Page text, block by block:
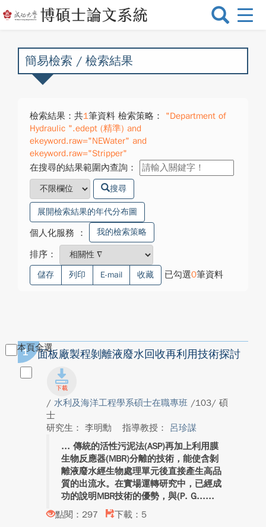
選
換
簡易檢索 / 檢索結果
檢索結果：共1筆資料 檢索策略：
"Department of
Hydraulic ".edept (精準) and
ekeyword.raw="NEWater" and
ekeyword.raw="Stripper"
在搜尋的結果範圍內查詢：
搜尋
展開檢索結果的年代分布圖
個人化服務 ： 我的檢索策略
排序：
儲存 列印 E-mail 收藏 已勾選0筆資料
本頁全選
1 面板廠製程剝離液廢水回收再利用技術探討
/ 水利及海洋工程學系碩士在職專班 /103/ 碩
士
研究生： 李明勳
指導教授： 呂珍謀
傳統的活性污泥法(ASP)再加上利用膜
生物反應器(MBR)分離的技術，能使含剝
離液廢水經生物處理單元後直接產生高品
質的出流水。在實場運轉研究中，已經成
功的說明MBR技術的優勢，與(P. G...
點閱：297
下載：5